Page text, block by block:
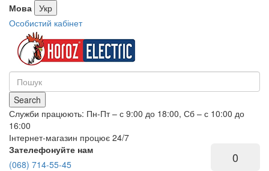
Мова Укр
Особистий кабінет
Search
Служби працюють: Пн-Пт – с 9:00 до 18:00, Сб – с 10:00 до
16:00
Інтернет-магазин процює 24/7
Зателефонуйте нам
(068) 714-55-45
0